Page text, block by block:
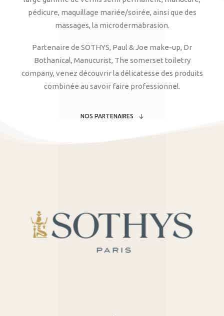
pédicure, maquillage mariée/soirée, ainsi que des
massages, la microdermabrasion.
Partenaire de SOTHYS, Paul & Joe make-up, Dr
Bothanical, Manucurist, The somerset toiletry
company, venez découvrir la délicatesse des produits
combinée au savoir faire professionnel.
NOS PARTENAIRES